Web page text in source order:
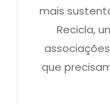
mais
Recicla,
que